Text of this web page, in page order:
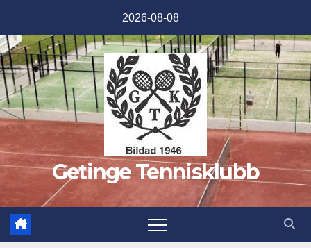
innehåll
2026-08-08
Getinge Tennisklubb